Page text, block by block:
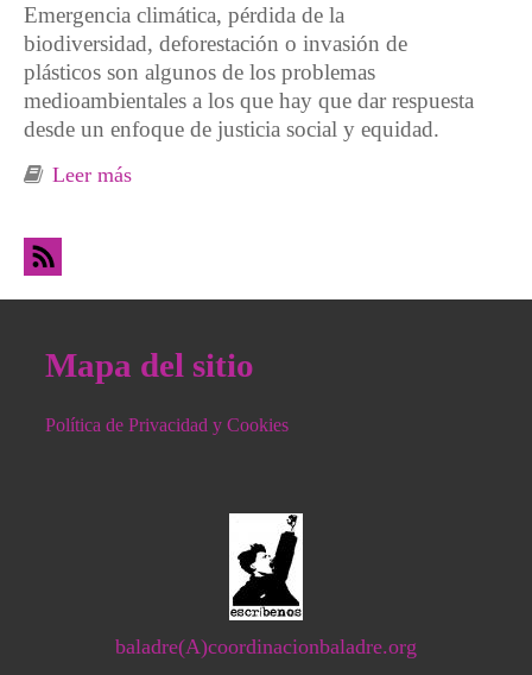
Emergencia climática, pérdida de la
biodiversidad, deforestación o invasión de
plásticos son algunos de los problemas
medioambientales a los que hay que dar respuesta
desde un enfoque de justicia social y equidad.
Leer más
Mapa del sitio
Política de Privacidad y Cookies
baladre(A)coordinacionbaladre.org